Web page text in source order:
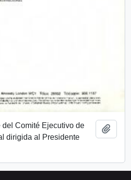
del Comité Ejecutivo de
dirigida al Presidente